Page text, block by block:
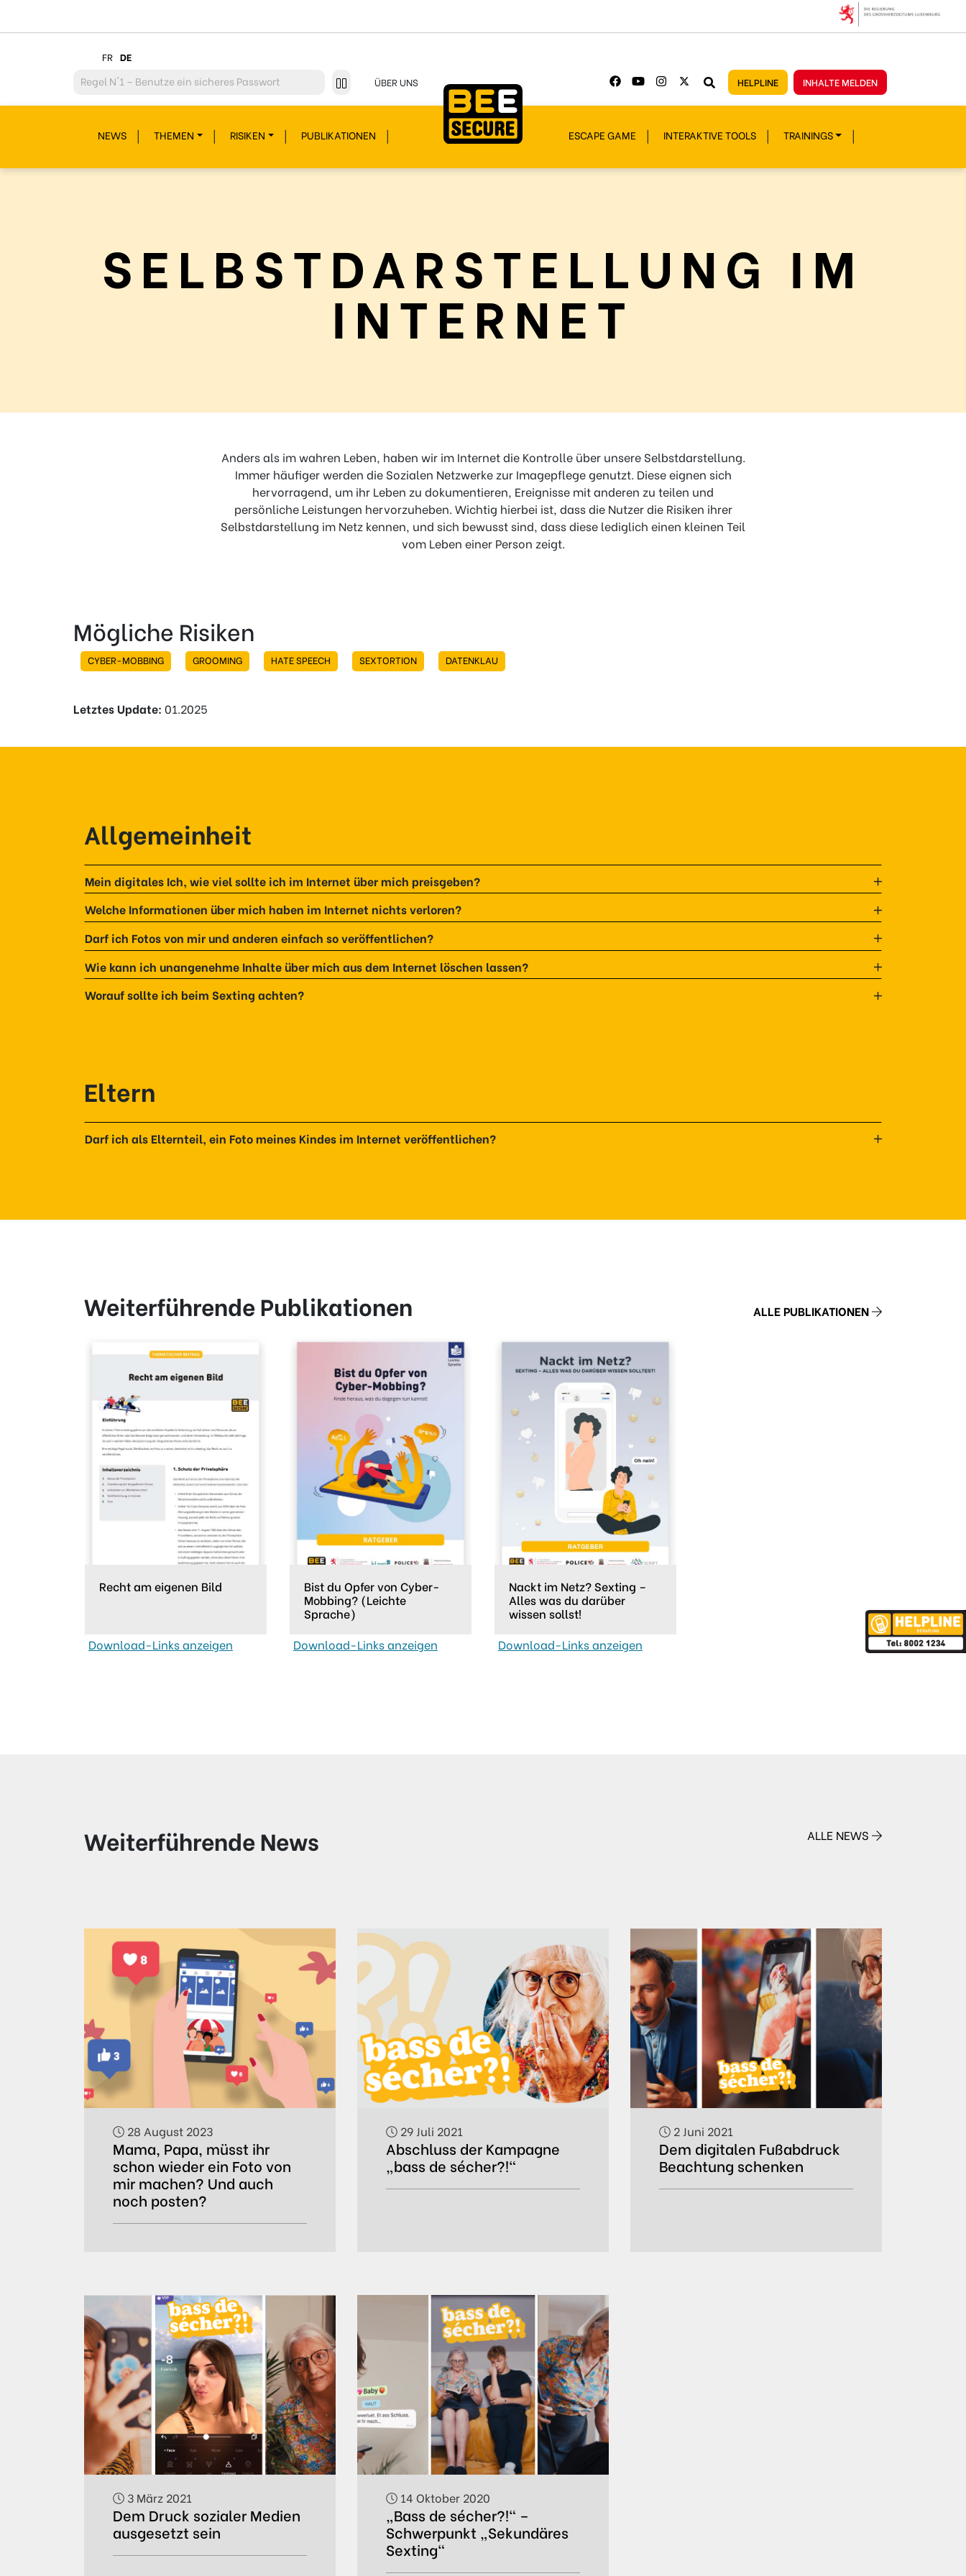
FR DE
Regel N°2 – Überdenke jeden deiner Klicks
RegelN°3 – Überdenke was du postest
RegelN°4 – Respektiere andere
RegelN°5 – Schütze dich vor Hackern/Malware
RegelN°8- Schütze deine Geheimnisse
RegelN°9 – Gönn dir auch mal eine Pause
ÜBER UNS HELPLINE INHALTE MELDEN
NEWS THEMEN RISIKEN PUBLIKATIONEN ESCAPE GAME INTERAKTIVE TOOLS TRAININGS
SELBSTDARSTELLUNG IM
INTERNET
Anders als im wahren Leben, haben wir im Internet die Kontrolle über unsere Selbstdarstellung.
Immer häufiger werden die Sozialen Netzwerke zur Imagepflege genutzt. Diese eignen sich
hervorragend, um ihr Leben zu dokumentieren, Ereignisse mit anderen zu teilen und
persönliche Leistungen hervorzuheben. Wichtig hierbei ist, dass die Nutzer die Risiken ihrer
Selbstdarstellung im Netz kennen, und sich bewusst sind, dass diese lediglich einen kleinen Teil
vom Leben einer Person zeigt.
Mögliche Risiken
CYBER-MOBBING GROOMING HATE SPEECH SEXTORTION DATENKLAU
Letztes Update: 01.2025
Allgemeinheit
Mein digitales Ich, wie viel sollte ich im Internet über mich preisgeben?
Welche Informationen über mich haben im Internet nichts verloren?
Darf ich Fotos von mir und anderen einfach so veröffentlichen?
Wie kann ich unangenehme Inhalte über mich aus dem Internet löschen lassen?
Worauf sollte ich beim Sexting achten?
Eltern
Darf ich als Elternteil, ein Foto meines Kindes im Internet veröffentlichen?
Weiterführende Publikationen ALLE PUBLIKATIONEN
Recht am eigenen Bild
Download-Links anzeigen
Bist du Opfer von Cyber-
Mobbing? (Leichte
Sprache)
Download-Links anzeigen
Nackt im Netz? Sexting –
Alles was du darüber
wissen sollst!
Download-Links anzeigen
Weiterführende News ALLE NEWS
28 August 2023
Mama, Papa, müsst ihr
schon wieder ein Foto von
mir machen? Und auch
noch posten?
29 Juli 2021
Abschluss der Kampagne
„bass de sécher?!“
2 Juni 2021
Dem digitalen Fußabdruck
Beachtung schenken
3 März 2021
Dem Druck sozialer Medien
ausgesetzt sein
14 Oktober 2020
„Bass de sécher?!“ –
Schwerpunkt „Sekundäres
Sexting“